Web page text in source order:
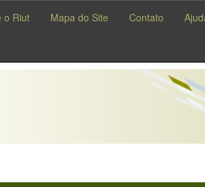
o Riut Mapa do Site Contato